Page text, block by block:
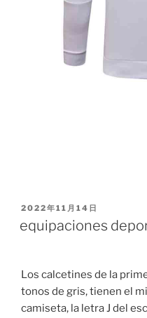
PUBLICADO
2022年11月14日
equipaciones
Los calcetines de la
tonos de gris, tienen el
camiseta, la letra J del